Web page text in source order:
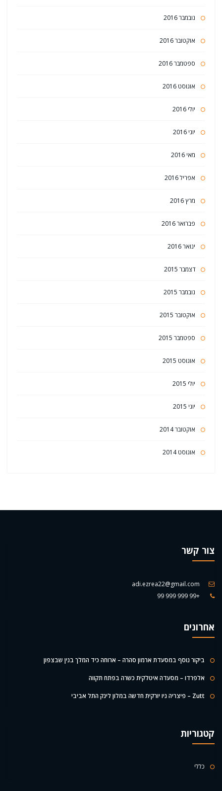
נובמבר 2016
אוקטובר 2016
ספטמבר 2016
אוגוסט 2016
יולי 2016
יוני 2016
מאי 2016
אפריל 2016
מרץ 2016
פברואר 2016
ינואר 2016
דצמבר 2015
נובמבר 2015
אוקטובר 2015
ספטמבר 2015
אוגוסט 2015
יולי 2015
יוני 2015
אוקטובר 2014
אוגוסט 2014
צור קשר
adi.ezrea22@gmail.com
+99 999 999 99
אחרונים
ביקור נוסף במסעדת ארמון סהרה – ארוחה כיד המלך בנין שבצפון
אלפרדו – מסעדה איטלקית כשרה בפתח תקווה
Zutt – פיצריה ניו יורקית חדשה במלון לינק התל אביבי
קטגוריות
כללי